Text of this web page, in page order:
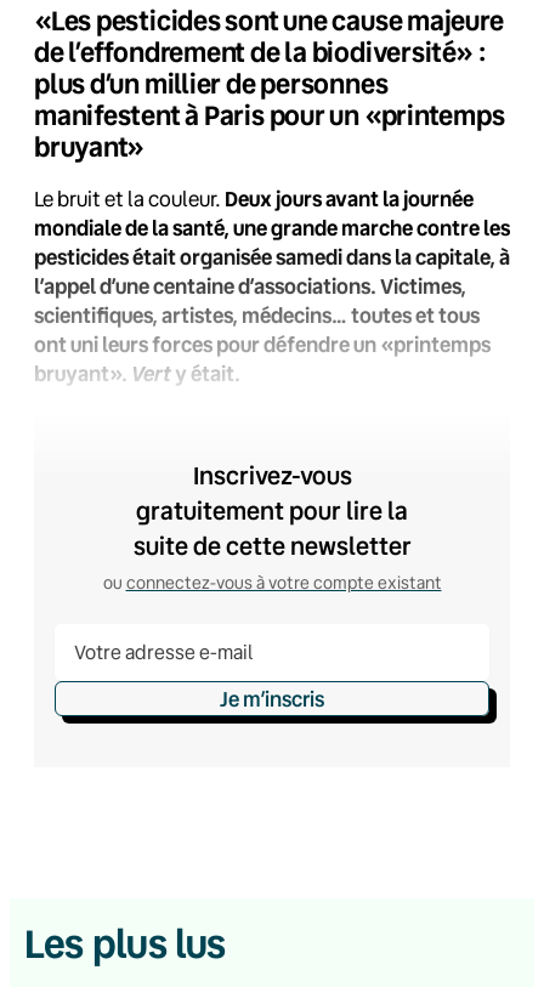
«Les pesticides sont une cause majeure
de l’effondrement de la biodiversité» :
plus d’un millier de personnes
manifestent à Paris pour un «printemps
bruyant»
Le bruit et la couleur. Deux jours avant la journée
mondiale de la santé, une grande marche contre les
pesticides était organisée samedi dans la capitale, à
l’appel d’une centaine d’associations. Victimes,
scientifiques, artistes, médecins… toutes et tous
ont uni leurs forces pour défendre un «printemps
bruyant». Verty était.
Inscrivez-vous
gratuitement pour lire la
suite de cette newsletter
ou connectez-vous à votre compte existant
Je m’inscris
Les plus lus